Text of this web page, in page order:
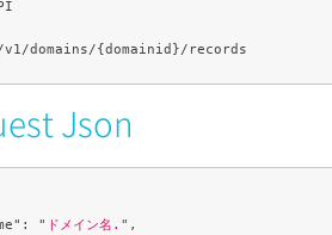
Json
"
ドメイン名. ",